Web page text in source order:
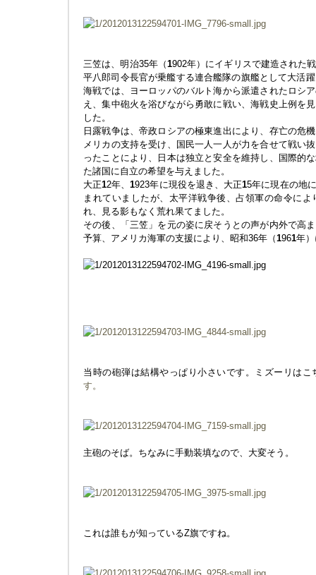
三笠は、明治35年（1902年）にイギリスで建造された
平八郎司令長官が乗艦する連合艦隊の旗艦として大活
海戦では、ヨーロッパのバルト海から派遣されたロシ
え、集中砲火を浴びながら勇敢に戦い、海戦史上例を
した。
日露戦争は、帝政ロシアの極東進出により、存亡の危
メリカの支持を受け、国民一人一人が力を合せて戦い
ったことにより、日本は独立と安全を維持し、国際的
た諸国に自立の希望を与えました。
大正12年、1923年に現役を退き、大正15年に現在の地
まれていましたが、太平洋戦争後、占領軍の命令に
れ、見る影もなく荒れ果てました。
その後、「三笠」を元の姿に戻そうとの声が内外で高
予算、アメリカ海軍の支援により、昭和36年（1961年
当時の砲弾は結構やっぱり小さいです。ミズーリは
す。
主砲のそば。ちなみに手動装填なので、大変そう。
これは誰もが知っているZ旗ですね。